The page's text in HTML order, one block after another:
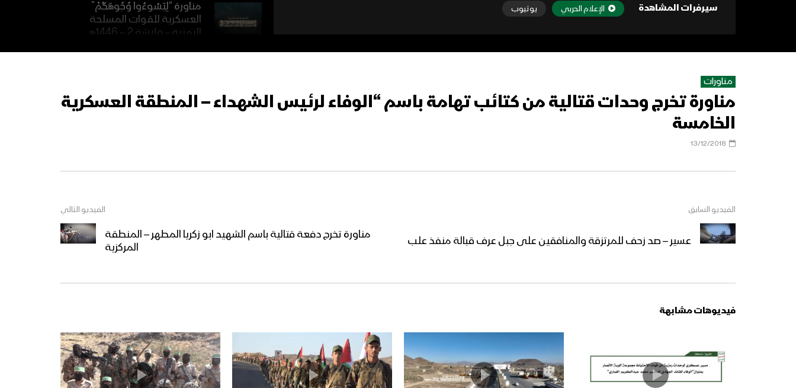
سيرفرات المشاهدة الإعلام الحربي يوتيوب
مناورة “لِيَسُوءُوا وُجُوهَكُمْ”
العسكرية للقوات المسلحة
اليمنية – فلاشة 2 – 1446هـ
وانتصاراً على طريق القدس” من
فلاشة 1 – تخرج دفعة “ثباتاً
الكليات العسكرية – 1446هـ
العسكرية البرية والبحري
والجوية بمناسبة العيد العاشر
لثورة الـ 21 من سبتمبر المجيدة
مناورات
مناورة تخرج وحدات قتالية من كتائب تهامة باسم “الوفاء لرئيس الشهداء – المنطقة العسكرية
الخامسة
13/12/2018
الفيديو السابق
عسير – صد زحف للمرتزقة والمنافقين على جبل عرف قبالة منفذ علب
الفيديو التالي
مناورة تخرج دفعة قتالية باسم الشهيد ابو زكريا المطهر – المنطقة
المركزية
فيديوهات مشابهة